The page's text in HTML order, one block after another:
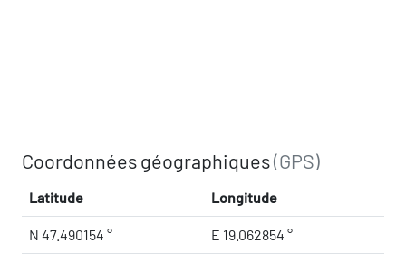
Coordonnées géographiques(GPS)
Latitude Longitude
N 47.490154 ° E 19.062854 °